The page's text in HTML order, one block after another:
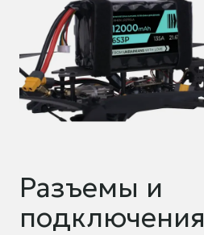
Разъемы и
подключения